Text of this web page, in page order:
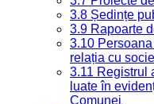
3.8 Ședințe
3.9 Rapoarte
3.10
relația cu
3.11 Registrul
luate în
Comunei